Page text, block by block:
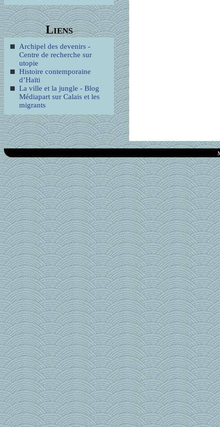
Liens
Archipel des devenirs -
Centre de recherche sur
utopie
Histoire contemporaine
d’Haïti
La ville et la jungle - Blog
Médiapart sur Calais et les
migrants